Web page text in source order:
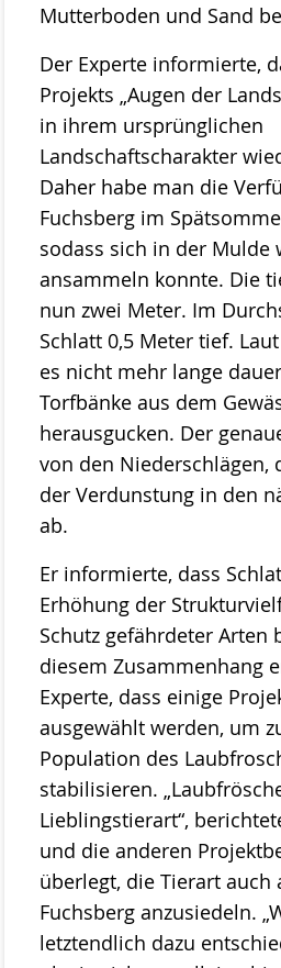
Finanzierung
Förderverein
Satzung der Stiftung
Links
Kontakt
Mutterboden und Sand
Der Experte informierte,
Projekts „Augen der
in ihrem ursprünglichen
Landschaftscharakter
Daher habe man die
Fuchsberg im
sodass sich in der Mulde
ansammeln konnte. Die
nun zwei Meter. Im
Schlatt 0,5 Meter tief.
es nicht mehr lange
Torfbänke aus dem
herausgucken. Der
von den Niederschlägen,
der Verdunstung in den
ab.
Er informierte, dass
Erhöhung der
Schutz gefährdeter Arten
diesem Zusammenhang
Experte, dass einige
ausgewählt werden, um
Population des
stabilisieren.
Lieblingstierart“,
und die anderen
überlegt, die Tierart auch
Fuchsberg anzusiedeln.
letztendlich dazu